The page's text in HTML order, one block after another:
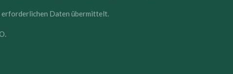
erforderlichen Daten übermittelt.